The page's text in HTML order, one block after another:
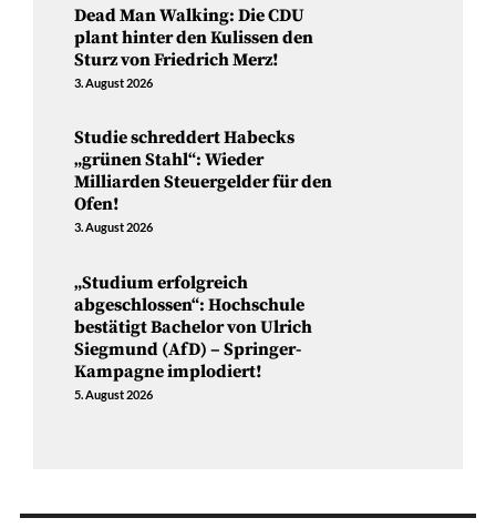
Dead Man Walking: Die CDU
plant hinter den Kulissen den
Sturz von Friedrich Merz!
3. August 2026
Studie schreddert Habecks
„grünen Stahl“: Wieder
Milliarden Steuergelder für den
Ofen!
3. August 2026
„Studium erfolgreich
abgeschlossen“: Hochschule
bestätigt Bachelor von Ulrich
Siegmund (AfD) – Springer-
Kampagne implodiert!
5. August 2026